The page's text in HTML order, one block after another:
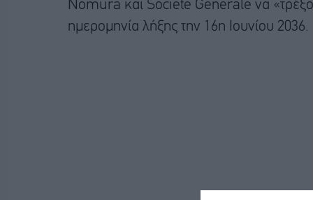
Nomura και Societe Generale να
ημερομηνία λήξης την 16η Ιουνίου 2036.